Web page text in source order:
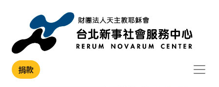
捐款